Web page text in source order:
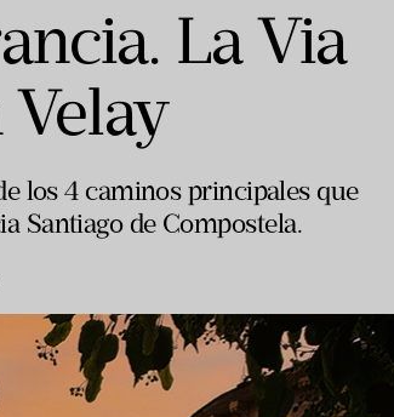
La Via
los 4 caminos principales que
Santiago de Compostela.